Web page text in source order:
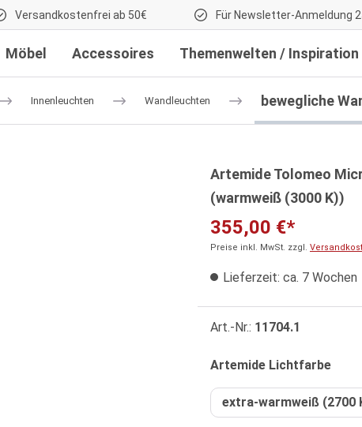
Versandkostenfrei ab 50€ Für Newsletter-Anmeldung
Möbel Accessoires Themenwelten / Inspiration
Innenleuchten Wandleuchten bewegliche
Artemide Tolomeo
(warmweiß (3000 K))
355,00 €*
Preise inkl. MwSt. zzgl.
Lieferzeit: ca. 7 Wochen
Art.-Nr.: 11704.1
Artemide Lichtfarbe
extra-warmweiß (2700